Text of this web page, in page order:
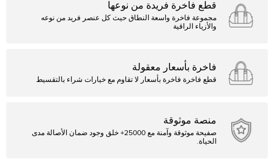
قطع فاخرة فريدة من نوعها
مجموعة فاخرة واسعة النطاق حيث كل عنصر فريد من نوعه
والأزياء الراقية
فاخرة بأسعار معقولة
قطع فاخرة فاخرة بأسعار لا تقاوم مع خيارات شراء بالتقسيط
منصة موثوقة
صفيحة موثوقة وآمنة مع 25000+ خلق وجود ضمان الأصالة مدى
الحياة.